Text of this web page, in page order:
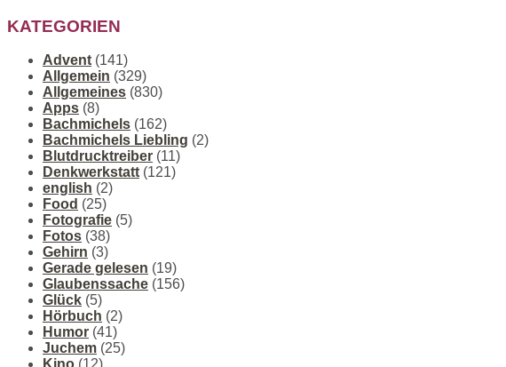
KATEGORIEN
Advent (141)
Allgemein (329)
Allgemeines (830)
Apps (8)
Bachmichels (162)
Bachmichels Liebling (2)
Blutdrucktreiber (11)
Denkwerkstatt (121)
english (2)
Food (25)
Fotografie (5)
Fotos (38)
Gehirn (3)
Gerade gelesen (19)
Glaubenssache (156)
Glück (5)
Hörbuch (2)
Humor (41)
Juchem (25)